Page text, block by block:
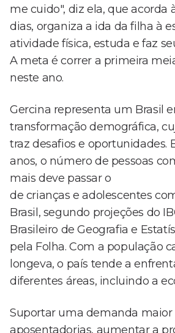
me cuido", diz ela, que acorda
dias, organiza a ida da filha à
atividade física, estuda e faz
A meta é correr a primeira
neste ano.
Gercina representa um Brasil
transformação demográfica,
traz desafios e oportunidades.
anos, o número de pessoas
mais deve passar o
de crianças e adolescentes
Brasil, segundo projeções do
Brasileiro de Geografia e
pela Folha. Com a população
longeva, o país tende a
diferentes áreas, incluindo a
Suportar uma demanda maior
aposentadorias, aumentar a